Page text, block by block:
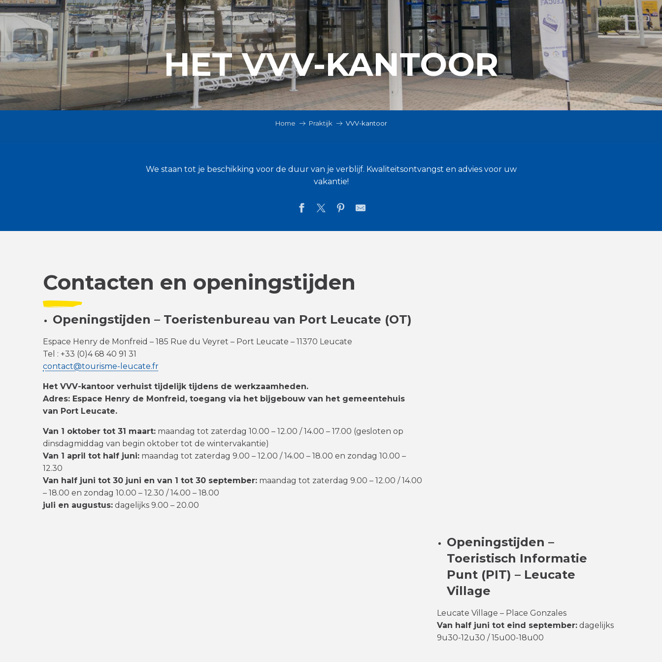
HET VVV-KANTOOR
Home Praktijk VVV-kantoor
We staan tot je beschikking voor de duur van je verblijf. Kwaliteitsontvangst en advies voor uw
vakantie!
Contacten en openingstijden
Openingstijden – Toeristenbureau van Port Leucate (OT)
Espace Henry de Monfreid – 185 Rue du Veyret – Port Leucate – 11370 Leucate
Tel : +33 (0)4 68 40 91 31
contact@tourisme-leucate.fr
Het VVV-kantoor verhuist tijdelijk tijdens de werkzaamheden.
Adres: Espace Henry de Monfreid, toegang via het bijgebouw van het gemeentehuis
van Port Leucate.
Van 1 oktober tot 31 maart: maandag tot zaterdag 10.00 – 12.00 / 14.00 – 17.00 (gesloten op
dinsdagmiddag van begin oktober tot de wintervakantie)
Van 1 april tot half juni: maandag tot zaterdag 9.00 – 12.00 / 14.00 – 18.00 en zondag 10.00 –
12.30
Van half juni tot 30 juni en van 1 tot 30 september: maandag tot zaterdag 9.00 – 12.00 / 14.00
– 18.00 en zondag 10.00 – 12.30 / 14.00 – 18.00
juli en augustus: dagelijks 9.00 – 20.00
Openingstijden –
Toeristisch Informatie
Punt (PIT) – Leucate
Village
Leucate Village – Place Gonzales
Van half juni tot eind september: dagelijks
9u30-12u30 / 15u00-18u00